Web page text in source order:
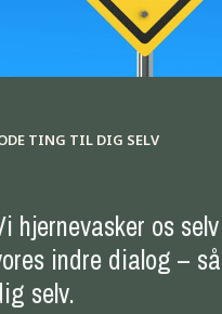
TING TIL DIG SELV
hjernevasker os
indre dialog –
selv.